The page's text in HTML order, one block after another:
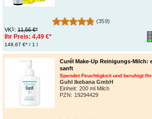
(359)
VK1 : 11,56 €*
Ihr Preis: 4,49 €*
149,67 €* / 1 l
Curél Make-Up Reinigungs-Milch:
sanft
Spendet Feuchtigkeit und beruhigt
Guhl Ikebana GmbH
Einheit: 200 ml Milch
PZN : 19294429